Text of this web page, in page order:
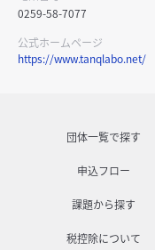
0259-58-7077
公式ホームページ
https://www.tanqlabo.net/
団体一覧で探す
申込フロー
課題から探す
税控除について